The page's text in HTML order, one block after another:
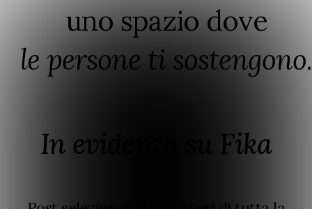
uno spazio dove
le persone ti sostengono⁠.
In evidenza su Fika